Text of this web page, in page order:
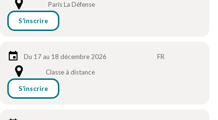
Paris La Défense
S’inscrire
Du 17 au 18 décembre 2026
FR
Classe à distance
S’inscrire